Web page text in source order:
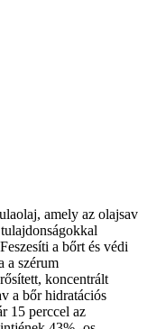
amely az olajsav
a bőrt és védi
a szérum
koncentrált
a bőr hidratációs
15 perccel az